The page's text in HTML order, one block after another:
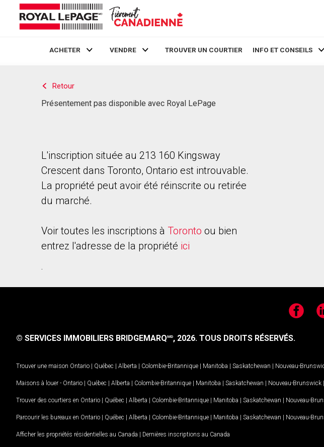
ACHETER VENDRE TROUVER UN COURTIER INFO ET CONSEILS
Retour
Présentement pas disponible avec Royal LePage
L'inscription située au 213 160 Kingsway
Crescent dans Toronto, Ontario est introuvable.
La propriété peut avoir été réinscrite ou retirée
du marché.
Voir toutes les inscriptions à Toronto ou bien
entrez l'adresse de la propriété ici
.
Facebook
© SERVICES IMMOBILIERS BRIDGEMARQMD, 2026. TOUS DROITS RÉSERVÉS.
Trouver une maison Ontario | Québec | Alberta | Colombie-Britannique | Manitoba | Saskatchewan | Nouveau-
Maisons à louer - Ontario | Québec | Alberta | Colombie-Britannique | Manitoba | Saskatchewan | Nouveau-Brunswick |
Trouver des courtiers en Ontario | Québec | Alberta | Colombie-Britannique | Manitoba | Saskatchewan | Nouveau-
Parcourir les bureaux en Ontario | Québec | Alberta | Colombie-Britannique | Manitoba | Saskatchewan | Nouveau-
Afficher les propriétés résidentielles au Canada | Dernières inscriptions au Canada